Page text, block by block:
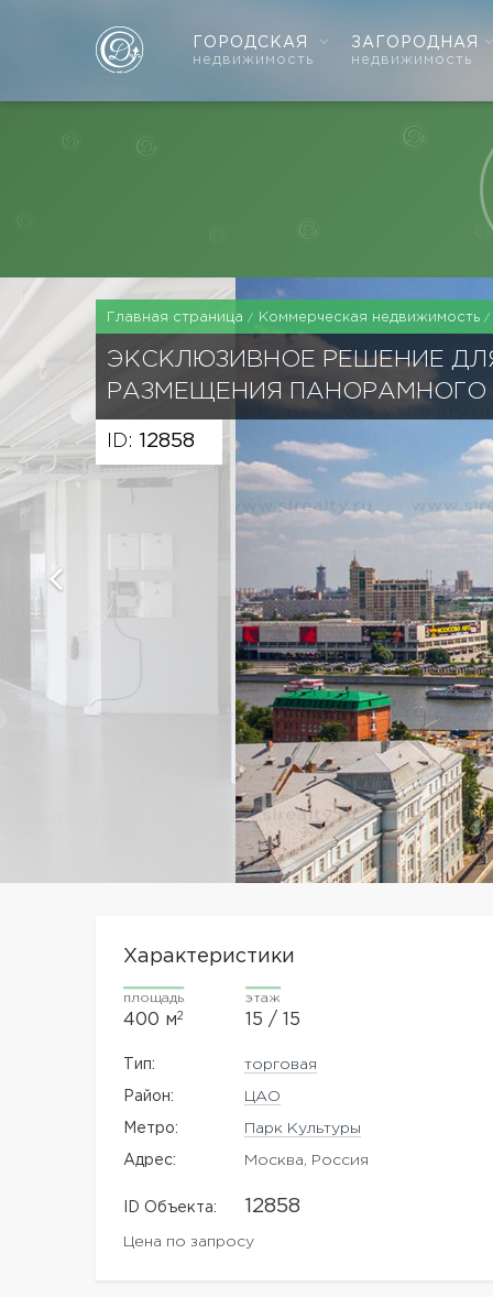
ГОРОДСКАЯ
недвижимость
ЗАГОРОДНАЯ
недвижимость
Главная страница Коммерческая недвижимость
ЭКСКЛЮЗИВНОЕ РЕШЕНИЕ
РАЗМЕЩЕНИЯ ПАНОРАМНОГО
ID: 12858
Характеристики
площадь
400 м2
этаж
15 / 15
Тип: торговая
Район: ЦАО
Метро: Парк Культуры
Адрес: Москва, Россия
ID Объекта: 12858
Цена по запросу